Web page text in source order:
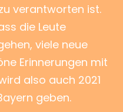
verantworten ist.
die Leute
viele neue
Erinnerungen mit
also auch 2021
geben.